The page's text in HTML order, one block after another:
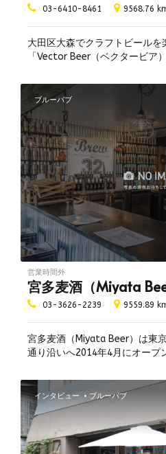
03-6410-8461 9568.76
大田区大森でクラフトビールを
「Vector Beer（ベクタービア
など、常時11種のビールを飲
むことができ、秘伝スパイスを
ィサリーチキン」との相性も
イン、限定醸造酒も楽しめます
ブルーパブ
宮多麦酒（Miyata
営業時間外
03-3626-2239 9559.89
宮多麦酒（Miyata Beer）は東
通り沿いへ2014年4月にオープ
て、赤が基調になっています
ンクを眺めながら、出来たての
インタビュー ブルーパブ